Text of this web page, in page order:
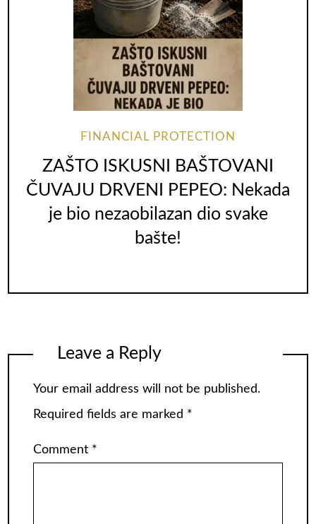
FINANCIAL PROTECTION
ZAŠTO ISKUSNI BAŠTOVANI
ČUVAJU DRVENI PEPEO: Nekada
je bio nezaobilazan dio svake
bašte!
Leave a Reply
Your email address will not be published.
Required fields are marked *
Comment *